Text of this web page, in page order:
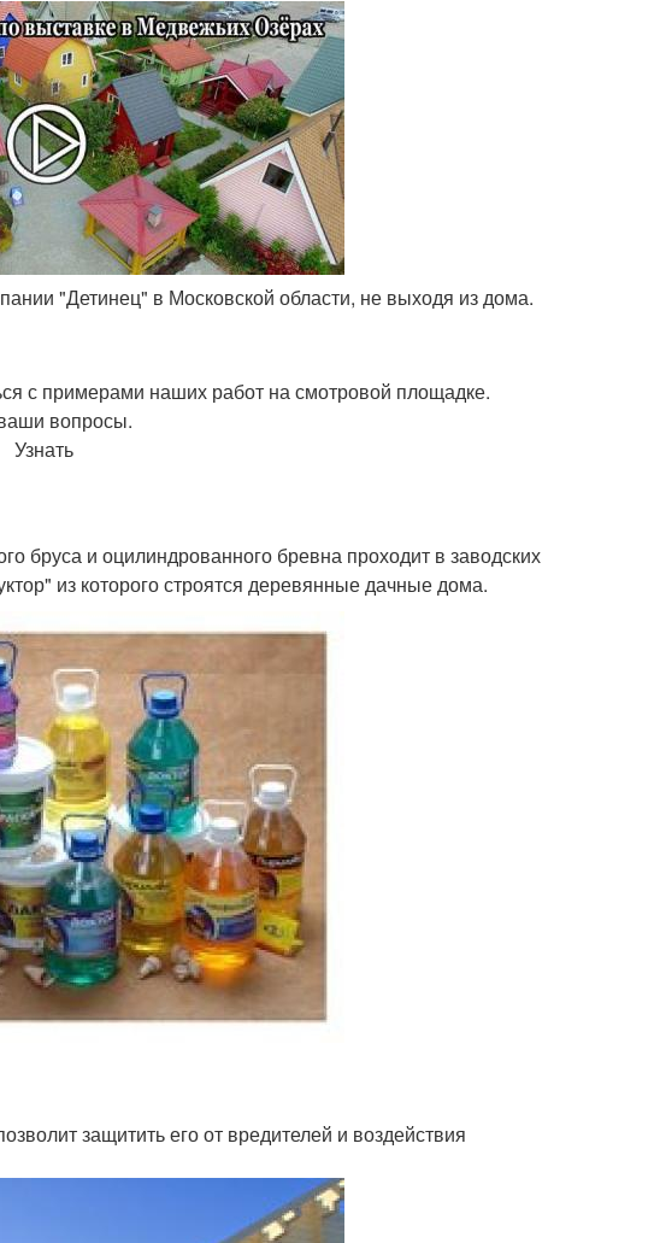
"Детинец" в Московской области, не выходя из дома.
с примерами наших работ на смотровой площадке.
вопросы.
Узнать
бруса и оцилиндрованного бревна проходит в заводских
из которого строятся деревянные дачные дома.
защитить его от вредителей и воздействия